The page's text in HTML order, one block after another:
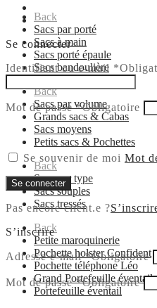
Back
Sacs par porté
Sacs à main
Sacs porté épaule
Sacs bandoulière
Back
Sacs par volume
Grands sacs & Cabas
Sacs moyens
Petits sacs & Pochettes
Back
Sacs par type
Sacs souples
Sacs tressés
Back
Petite maroquinerie
Pochette holster Confident
Pochette téléphone Léo
Grand Portefeuille éventail
Portefeuille éventail
Se connecter
Identifiant ou e-mail *
Mot de passe*Obligatoire
Se souvenir de moi Mot
Se connecter
Pas encore client.e ?
S’inscrire
Adresse e-mail*Obligatoire
Mot de passe*Obligatoire